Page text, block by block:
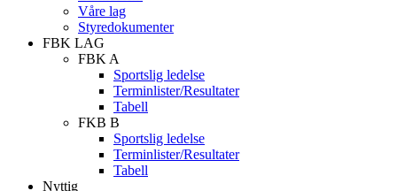
Våre lag
Styredokumenter
FBK LAG
FBK A
Sportslig ledelse
Terminlister/Resultater
Tabell
FKB B
Sportslig ledelse
Terminlister/Resultater
Tabell
Nyttig